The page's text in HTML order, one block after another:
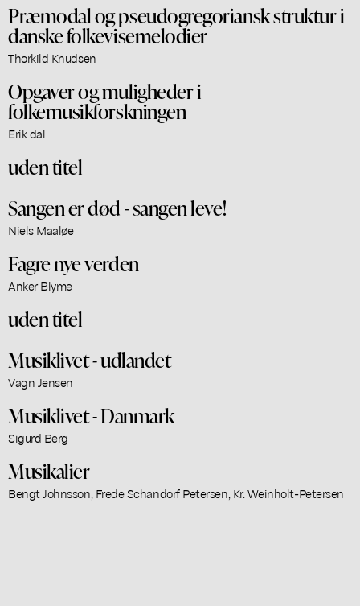
Præmodal og pseudogregoriansk struktur i
danske folkevisemelodier
Thorkild Knudsen
Opgaver og muligheder i
folkemusikforskningen
Erik dal
uden titel
Sangen er død - sangen leve!
Niels Maaløe
Fagre nye verden
Anker Blyme
uden titel
Musiklivet - udlandet
Vagn Jensen
Musiklivet - Danmark
Sigurd Berg
Musikalier
Bengt Johnsson, Frede Schandorf Petersen, Kr. Weinholt-Petersen